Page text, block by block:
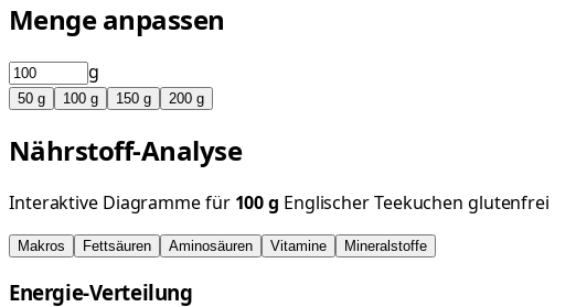
Menge anpassen
g
50 g 100 g 150 g 200 g
Nährstoff-Analyse
Interaktive Diagramme für 100g Englischer Teekuchen glutenfrei
Makros Fettsäuren Aminosäuren Vitamine Mineralstoffe
Energie-Verteilung